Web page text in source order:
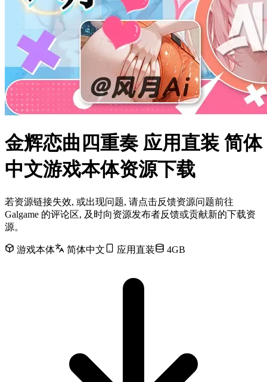
金辉恋曲四重奏 应用直装 简体
中文游戏本体资源下载
若资源链接失效, 或出现问题, 请点击反馈资源问题前往
Galgame 的评论区, 及时向资源发布者反馈或贡献新的下载资
源。
游戏本体 简体中文 应用直装 4GB